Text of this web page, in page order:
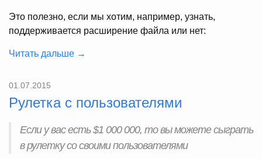
Это полезно, если мы хотим, например, узнать,
поддерживается расширение файла или нет:
Читать дальше →
01.07.2015
Рулетка с пользователями
Если у вас есть $1 000 000, то вы можете сыграть
в рулетку со своими пользователями